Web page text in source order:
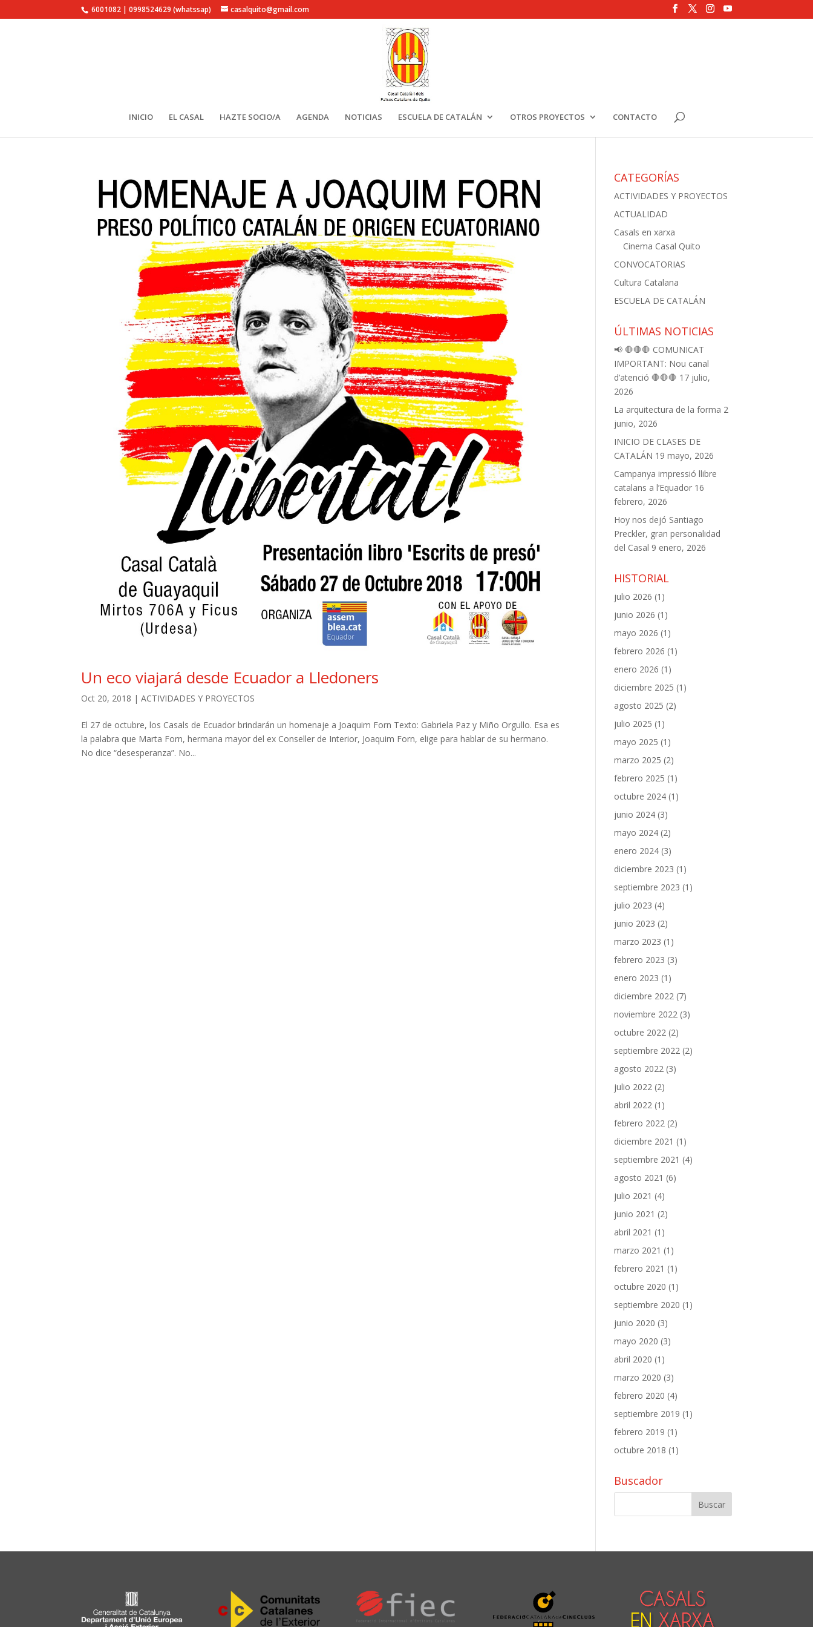
6001082 | 0998524629 (whatssap) casalquito@gmail.com
INICIO EL CASAL HAZTE SOCIO/A AGENDA NOTICIAS ESCUELA DE CATALÁN OTROS PROYECTOS CONTACTO
Un eco viajará desde Ecuador a Lledoners
Oct 20, 2018 |ACTIVIDADES Y PROYECTOS
El 27 de octubre, los Casals de Ecuador brindarán un homenaje a Joaquim Forn Texto: Gabriela Paz y Miño Orgullo. Esa es
la palabra que Marta Forn, hermana mayor del ex Conseller de Interior, Joaquim Forn, elige para hablar de su hermano.
No dice “desesperanza”. No...
CATEGORÍAS
ACTIVIDADES Y PROYECTOS
ACTUALIDAD
Casals en xarxa
Cinema Casal Quito
CONVOCATORIAS
Cultura Catalana
ESCUELA DE CATALÁN
ÚLTIMAS NOTICIAS
📢 🛑🛑🛑 COMUNICAT
IMPORTANT: Nou canal
d’atenció 🛑🛑🛑 17 julio,
2026
La arquitectura de la forma 2
junio, 2026
INICIO DE CLASES DE
CATALÁN 19 mayo, 2026
Campanya impressió llibre
catalans a l’Equador 16
febrero, 2026
Hoy nos dejó Santiago
Preckler, gran personalidad
del Casal 9 enero, 2026
HISTORIAL
julio 2026 (1)
junio 2026 (1)
mayo 2026 (1)
febrero 2026 (1)
enero 2026 (1)
diciembre 2025 (1)
agosto 2025 (2)
julio 2025 (1)
mayo 2025 (1)
marzo 2025 (2)
febrero 2025 (1)
octubre 2024 (1)
junio 2024 (3)
mayo 2024 (2)
enero 2024 (3)
diciembre 2023 (1)
septiembre 2023 (1)
julio 2023 (4)
junio 2023 (2)
marzo 2023 (1)
febrero 2023 (3)
enero 2023 (1)
diciembre 2022 (7)
noviembre 2022 (3)
octubre 2022 (2)
septiembre 2022 (2)
agosto 2022 (3)
julio 2022 (2)
abril 2022 (1)
febrero 2022 (2)
diciembre 2021 (1)
septiembre 2021 (4)
agosto 2021 (6)
julio 2021 (4)
junio 2021 (2)
abril 2021 (1)
marzo 2021 (1)
febrero 2021 (1)
octubre 2020 (1)
septiembre 2020 (1)
junio 2020 (3)
mayo 2020 (3)
abril 2020 (1)
marzo 2020 (3)
febrero 2020 (4)
septiembre 2019 (1)
febrero 2019 (1)
octubre 2018 (1)
Buscador